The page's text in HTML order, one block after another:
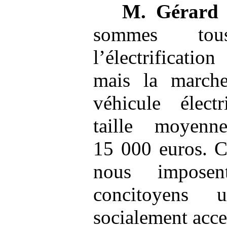
M. Gérard
sommes
mais la
véhicule
taille
15 000 euros.
nous
concitoyens
socialement